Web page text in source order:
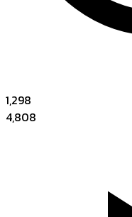
1,298
4,808